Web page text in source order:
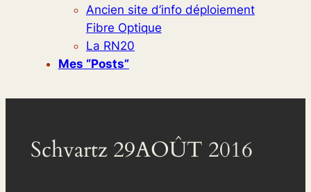
Ancien site d’info déploiement
Fibre Optique
La RN20
Mes “posts”
Schvartz 29AOÛT 2016